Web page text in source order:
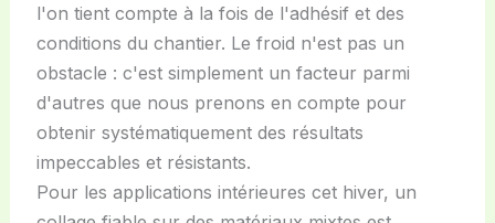
l'on tient compte à la fois de l'adhésif et des
conditions du chantier. Le froid n'est pas un
obstacle : c'est simplement un facteur parmi
d'autres que nous prenons en compte pour
obtenir systématiquement des résultats
impeccables et résistants.
Pour les applications intérieures cet hiver, un